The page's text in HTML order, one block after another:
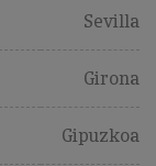
Sevilla
Girona
Gipuzkoa